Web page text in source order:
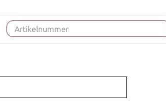
Artikelnummer